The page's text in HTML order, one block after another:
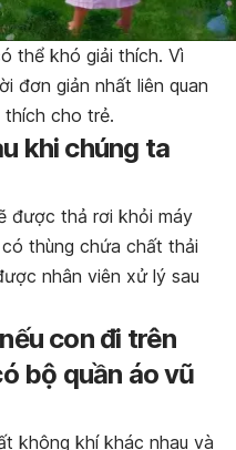
thể khó giải thích. Vì
đơn giản nhất liên quan
thích cho trẻ.
khi chúng ta
được thả rơi khỏi máy
thùng chứa chất thải
nhân viên xử lý sau
con đi trên
bộ quần áo vũ
không khí khác nhau và